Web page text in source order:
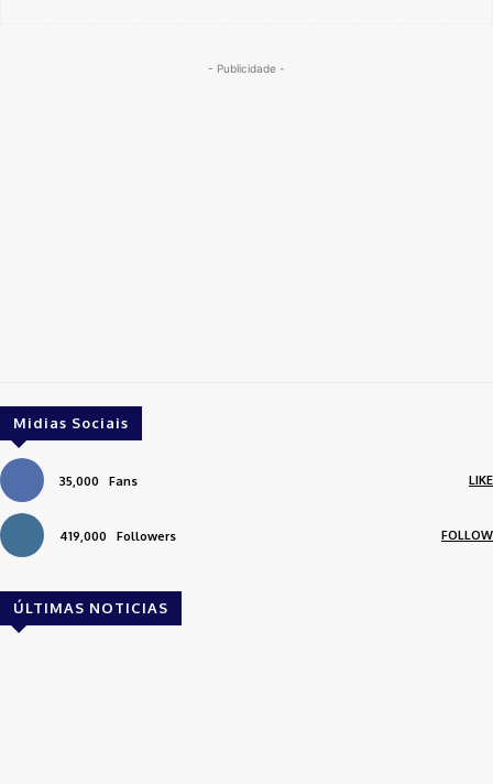
- Publicidade -
Midias Sociais
35,000 Fans LIKE
419,000 Followers FOLLOW
ÚLTIMAS NOTICIAS